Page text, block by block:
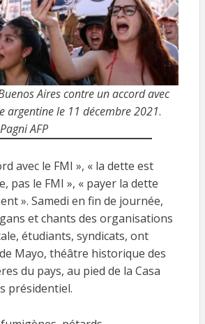
Aires contre un accord avec
argentine le 11 décembre 2021.
AFP
avec le FMI », « la dette est
pas le FMI », « payer la dette
». Samedi en fin de journée,
et chants des organisations
étudiants, syndicats, ont
Mayo, théâtre historique des
du pays, au pied de la Casa
présidentiel.